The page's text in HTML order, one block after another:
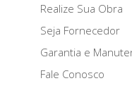
Realize Sua Obra
Seja Fornecedor
Garantia e
Fale Conosco